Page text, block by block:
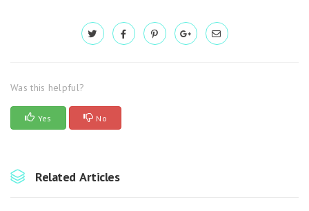
Was this helpful?
Yes No
Related Articles